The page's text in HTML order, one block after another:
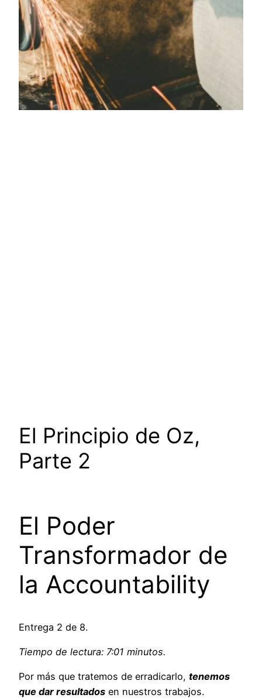
El Principio de Oz,
Parte 2
El Poder
Transformador de
la Accountability
Entrega 2 de 8.
Tiempo de lectura: 7:01 minutos.
Por más que tratemos de erradicarlo, tenemos
que dar resultados en nuestros trabajos.